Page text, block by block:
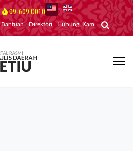
09-609 0010
Bantuan Direktori Hubungi Kami